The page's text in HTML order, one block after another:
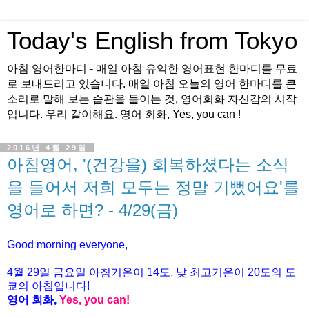
Today's English from Tokyo
아침 영어한마디 - 매일 아침 유익한 영어표현 한마디를 무료
로 보내드리고 있습니다. 매일 아침 오늘의 영어 한마디를 큰
소리로 말해 보는 습관을 들이는 것, 영어회화 자신감의 시작
입니다. 우리 같이해요. 영어 회화, Yes, you can !
2016년 4월 29일
아침영어, '(건강을) 회복하셨다는 소식
을 들어서 저희 모두는 정말 기뻤어요'를
영어로 하면? - 4/29(금)
Good morning everyone,
4월 29일 금요일 아침기온이 14도, 낮 최고기온이
20도의 도
쿄의 아침입니다!
영어 회화, Yes, you can!